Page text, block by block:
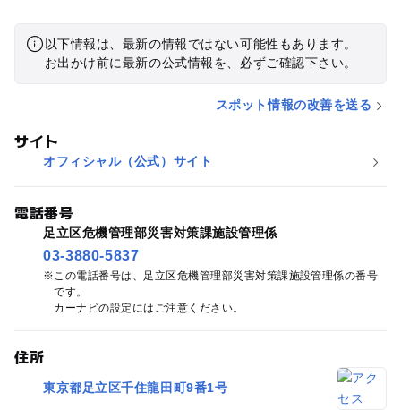
以下情報は、最新の情報ではない可能性もあります。
お出かけ前に最新の公式情報を、必ずご確認下さい。
スポット情報の改善を送る
サイト
オフィシャル（公式）サイト
電話番号
足立区危機管理部災害対策課施設管理係
03-3880-5837
この電話番号は、足立区危機管理部災害対策課施設管理係の番号
です。
カーナビの設定にはご注意ください。
住所
東京都足立区千住龍田町9番1号